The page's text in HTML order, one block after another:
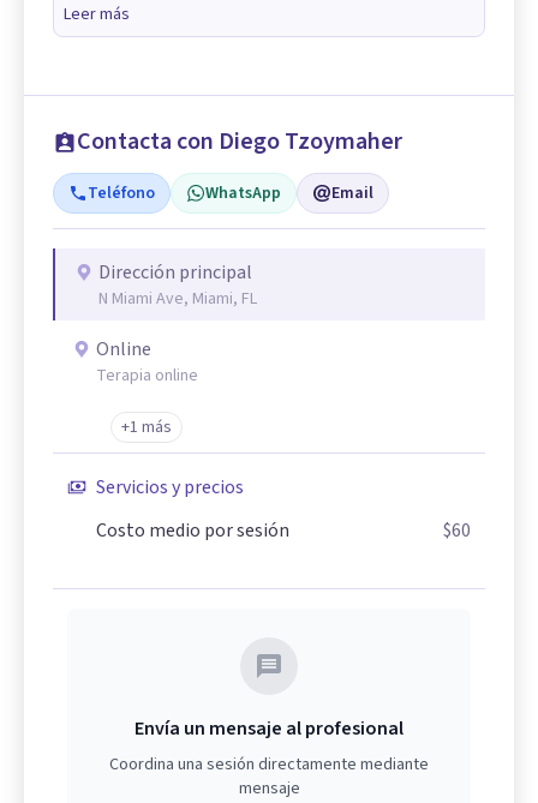
Leer más
Contacta con Diego Tzoymaher
Teléfono WhatsApp Email
Dirección principal
N Miami Ave, Miami, FL
Online
Terapia online
+1 más
Servicios y precios
Costo medio por sesión
$60
Envía un mensaje al profesional
Coordina una sesión directamente mediante
mensaje